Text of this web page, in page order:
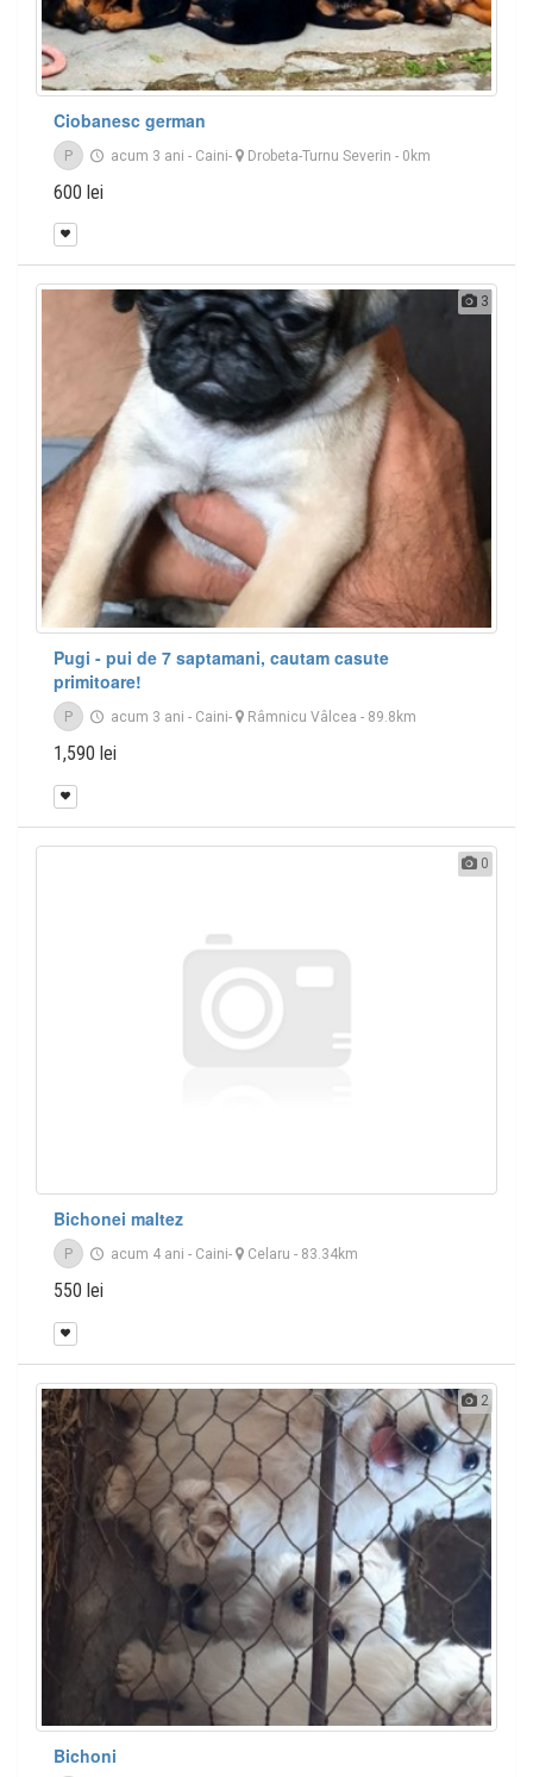
Ciobanesc german
P acum 3 ani - Caini- Drobeta-Turnu Severin - 0km
600 lei
3
Pugi - pui de 7 saptamani, cautam casute
primitoare!
P acum 3 ani - Caini- Râmnicu Vâlcea - 89.8km
1,590 lei
0
Bichonei maltez
P acum 4 ani - Caini- Celaru - 83.34km
550 lei
2
Bichoni